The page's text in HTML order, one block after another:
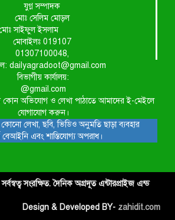
যুগ্ন সম্পাদক
মোঃ সেলিম মোড়ল
ইসলাম
মোবাইলঃ 019107
01307100048,
dailyagradoot@gmail.com
বিভাগীয় কার্যালয়:
@gmail.com
কোন অভিযোগ ও লেখা পাঠাতে আমাদের ই-মেইলে
যোগাযোগ করুন।
লেখা, ছবি, ভিডিও অনুমতি ছাড়া ব্যবহার
বেআইনি এবং শাস্তিযোগ্য অপরাধ।
সংরক্ষিত. দৈনিক অগ্রদূত এন্টারপ্রাইজ এন্ড
Design & Developed BY- zahidit.com